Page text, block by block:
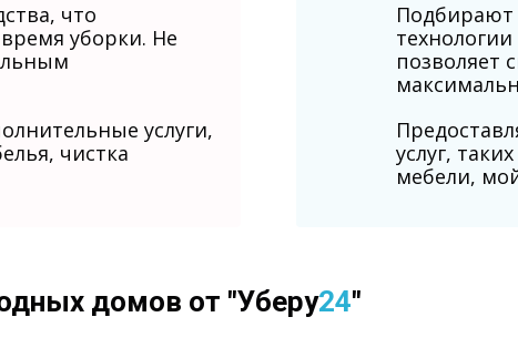
что
уборки. Не
услуги,
чистка
Подбирают
позволяет
услуг,
мебели,
домов от "Уберу24"